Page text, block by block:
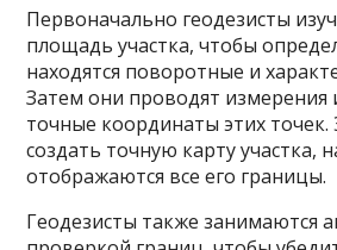
Первоначально геодезисты
площадь участка, чтобы
находятся поворотные и
Затем они проводят измерения
точные координаты этих точек.
создать точную карту участка,
отображаются все его границы.
Геодезисты также занимаются